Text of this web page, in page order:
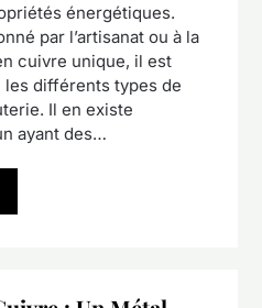
énergétiques.
par l’artisanat ou à la
cuivre unique, il est
différents types de
Il en existe
ayant des…